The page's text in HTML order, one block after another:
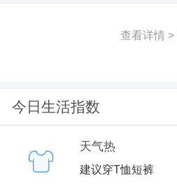
查看详情 >
今日生活指数
天气热
建议穿T恤短裤